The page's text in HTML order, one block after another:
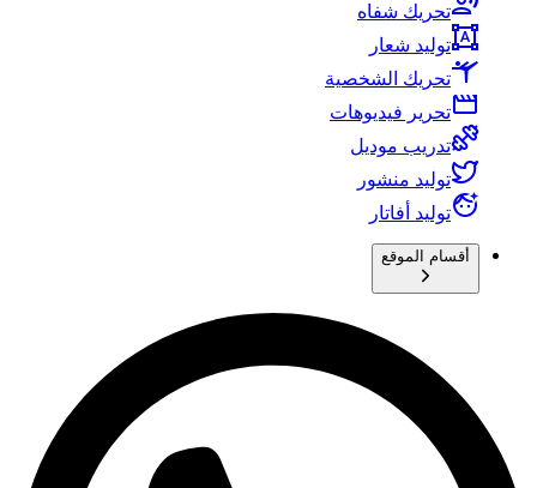
تحريك شفاه
توليد شعار
تحريك الشخصية
تحرير فيديوهات
تدريب موديل
توليد منشور
توليد أفاتار
أقسام الموقع